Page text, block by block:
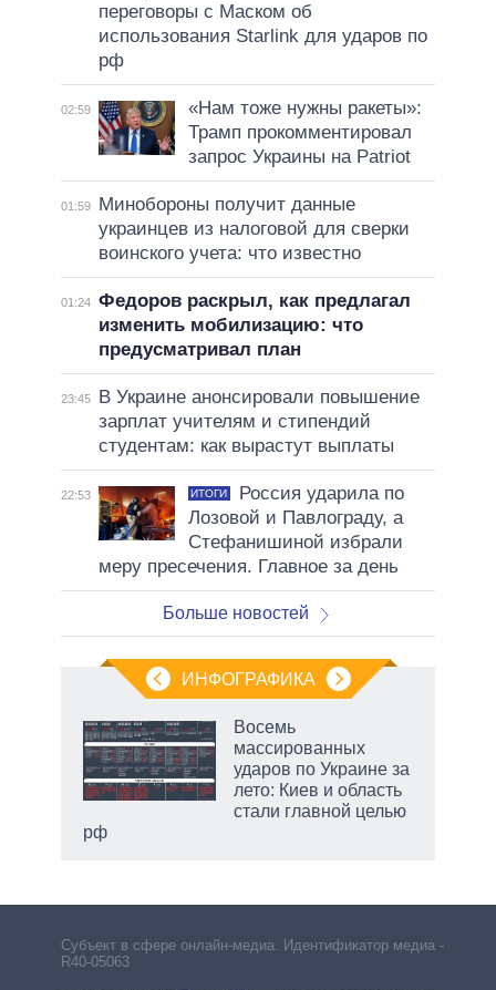
переговоры с Маском об
использования Starlink для ударов по
рф
02:59
«Нам тоже нужны ракеты»:
Трамп прокомментировал
запрос Украины на Patriot
01:59
Минобороны получит данные
украинцев из налоговой для сверки
воинского учета: что известно
01:24 Федоров раскрыл, как предлагал
изменить мобилизацию: что
предусматривал план
23:45
В Украине анонсировали повышение
зарплат учителям и стипендий
студентам: как вырастут выплаты
22:53 ИТОГИ
Россия ударила по
Лозовой и Павлограду, а
Стефанишиной избрали
меру пресечения. Главное за день
Больше новостей
ИНФОГРАФИКА
Восемь
массированных
ударов по Украине за
лето: Киев и область
стали главной целью
рф
Субъект в сфере онлайн-медиа. Идентификатор медиа –
R40-05063